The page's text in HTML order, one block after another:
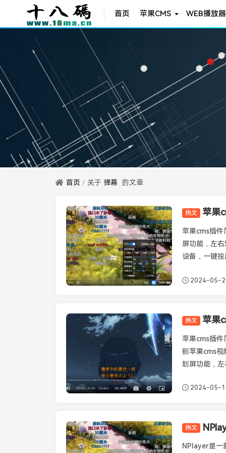
首页 苹果CMS WEB播放器
首页 关于 弹幕 的文章
苹果CMS插件
热文
苹果cms插件
屏功能，左
设备，一键
2024-05-
苹果CMS插件
热文
苹果cms插
别苹果cms视
划屏功能，
2024-05-
其它播放器
热文
NPlayer是一